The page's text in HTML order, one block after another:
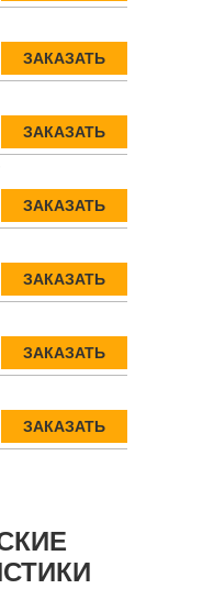
ЗАКАЗАТЬ
ЗАКАЗАТЬ
ЗАКАЗАТЬ
ЗАКАЗАТЬ
ЗАКАЗАТЬ
ЗАКАЗАТЬ